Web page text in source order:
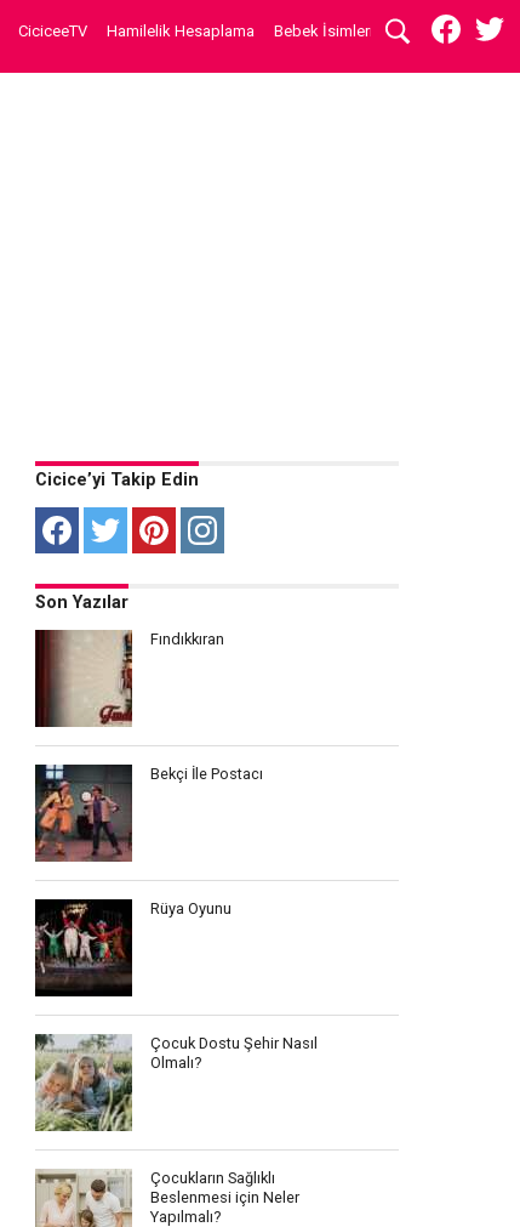
CiciceeTV Hamilelik Hesaplama Bebek İsimleri
Cicice’yi Takip Edin
Son Yazılar
Fındıkkıran
Bekçi İle Postacı
Rüya Oyunu
Çocuk Dostu Şehir Nasıl
Olmalı?
Çocukların Sağlıklı
Beslenmesi için Neler
Yapılmalı?